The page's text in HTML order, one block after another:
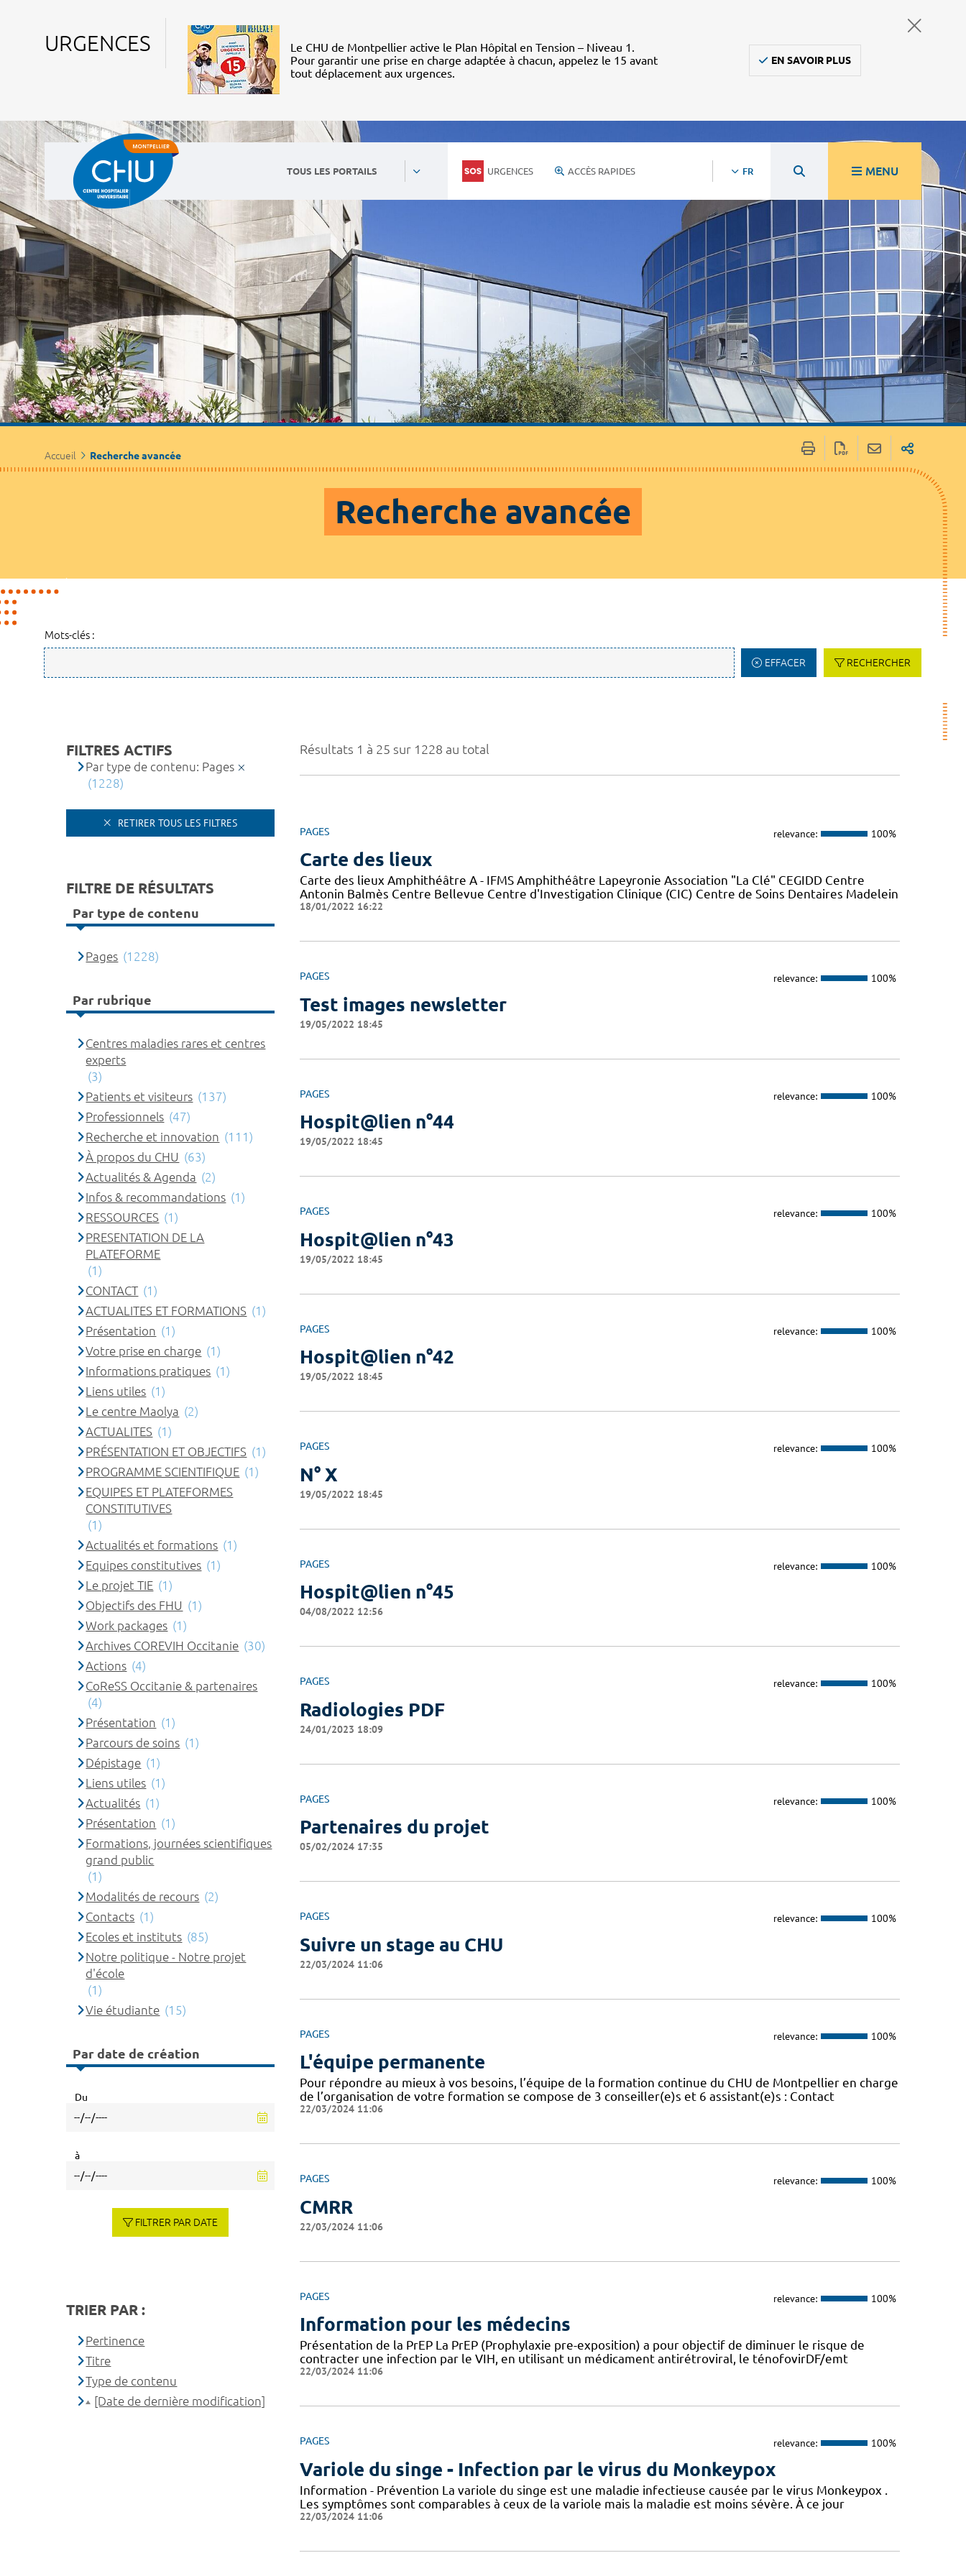
URGENCES
Le CHU de Montpellier active le Plan Hôpital en Tension – Niveau 1.
Pour garantir une prise en charge adaptée à chacun, appelez le 15 avant
tout déplacement aux urgences.
EN SAVOIR PLUS
TOUS LES PORTAILS URGENCES ACCÈS RAPIDES FR MENU
Accueil Recherche avancée
Recherche avancée
Mots-clés :
EFFACER RECHERCHER
Résultats 1 à 25 sur 1228 au total
PAGES relevance: 100%
Carte des lieux
Carte des lieux Amphithéâtre A - IFMS Amphithéâtre Lapeyronie Association "La Clé" CEGIDD Centre
Antonin Balmès Centre Bellevue Centre d'Investigation Clinique (CIC) Centre de Soins Dentaires Madelein
18/01/2022 16:22
PAGES relevance: 100%
Test images newsletter
19/05/2022 18:45
PAGES relevance: 100%
Hospit@lien n°44
19/05/2022 18:45
PAGES relevance: 100%
Hospit@lien n°43
19/05/2022 18:45
PAGES relevance: 100%
Hospit@lien n°42
19/05/2022 18:45
PAGES relevance: 100%
N° X
19/05/2022 18:45
PAGES relevance: 100%
Hospit@lien n°45
04/08/2022 12:56
PAGES relevance: 100%
Radiologies PDF
24/01/2023 18:09
PAGES relevance: 100%
Partenaires du projet
05/02/2024 17:35
PAGES relevance: 100%
Suivre un stage au CHU
22/03/2024 11:06
PAGES relevance: 100%
L'équipe permanente
Pour répondre au mieux à vos besoins, l’équipe de la formation continue du CHU de Montpellier en charge
de l’organisation de votre formation se compose de 3 conseiller(e)s et 6 assistant(e)s : Contact
22/03/2024 11:06
PAGES relevance: 100%
CMRR
22/03/2024 11:06
PAGES relevance: 100%
Information pour les médecins
Présentation de la PrEP La PrEP (Prophylaxie pre-exposition) a pour objectif de diminuer le risque de
contracter une infection par le VIH, en utilisant un médicament antirétroviral, le ténofovirDF/emt
22/03/2024 11:06
PAGES relevance: 100%
Variole du singe - Infection par le virus du Monkeypox
Information - Prévention La variole du singe est une maladie infectieuse causée par le virus Monkeypox .
Les symptômes sont comparables à ceux de la variole mais la maladie est moins sévère. À ce jour
22/03/2024 11:06
FILTRES ACTIFS
Par type de contenu: Pages
(1228)
RETIRER TOUS LES FILTRES
FILTRE DE RÉSULTATS
Par type de contenu
Pages (1228)
Par rubrique
Centres maladies rares et centres
experts
(3)
Patients et visiteurs (137)
Professionnels (47)
Recherche et innovation (111)
À propos du CHU (63)
Actualités & Agenda (2)
Infos & recommandations (1)
RESSOURCES (1)
PRESENTATION DE LA
PLATEFORME
(1)
CONTACT (1)
ACTUALITES ET FORMATIONS (1)
Présentation (1)
Votre prise en charge (1)
Informations pratiques (1)
Liens utiles (1)
Le centre Maolya (2)
ACTUALITES (1)
PRÉSENTATION ET OBJECTIFS (1)
PROGRAMME SCIENTIFIQUE (1)
EQUIPES ET PLATEFORMES
CONSTITUTIVES
(1)
Actualités et formations (1)
Equipes constitutives (1)
Le projet TIE (1)
Objectifs des FHU (1)
Work packages (1)
Archives COREVIH Occitanie (30)
Actions (4)
CoReSS Occitanie & partenaires
(4)
Présentation (1)
Parcours de soins (1)
Dépistage (1)
Liens utiles (1)
Actualités (1)
Présentation (1)
Formations, journées scientifiques
grand public
(1)
Modalités de recours (2)
Contacts (1)
Ecoles et instituts (85)
Notre politique - Notre projet
d'école
(1)
Vie étudiante (15)
Par date de création
Du
à
FILTRER PAR DATE
TRIER PAR :
Pertinence
Titre
Type de contenu
[Date de dernière modification]